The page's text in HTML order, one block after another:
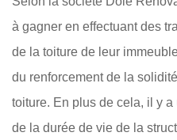
à gagner en effectuant des
de la toiture de leur
du renforcement de la
toiture. En plus de cela, il y
de la durée de vie de la